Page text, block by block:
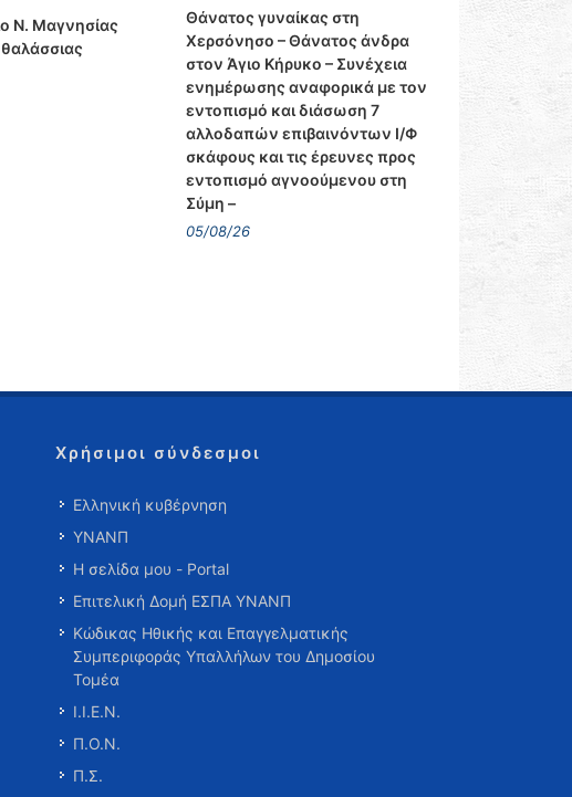
Ν. Μαγνησίας
Θάνατος γυναίκας στη
Χερσόνησο – Θάνατος άνδρα
στον Άγιο Κήρυκο – Συνέχεια
ενημέρωσης αναφορικά με τον
εντοπισμό και διάσωση 7
αλλοδαπών επιβαινόντων Ι/Φ
σκάφους και τις έρευνες προς
εντοπισμό αγνοούμενου στη
Σύμη –
05/08/26
Χρήσιμοι σύνδεσμοι
Ελληνική κυβέρνηση
ΥΝΑΝΠ
Η σελίδα μου - Portal
Επιτελική Δομή ΕΣΠΑ ΥΝΑΝΠ
Κώδικας Ηθικής και Επαγγελματικής
Συμπεριφοράς Υπαλλήλων του Δημοσίου
Τομέα
Ι.Ι.Ε.Ν.
Π.Ο.Ν.
Π.Σ.